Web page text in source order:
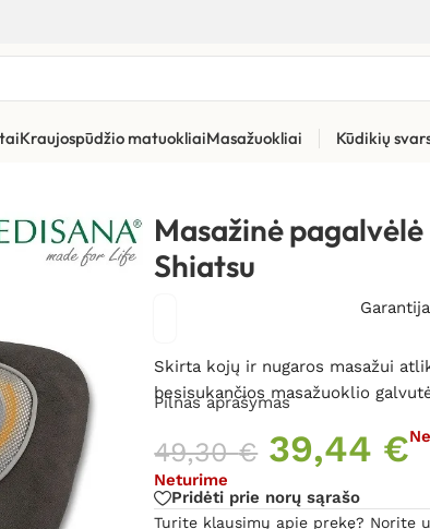
Kraujospūdžio matuokliaiMasažuokliai Kūdikių
Masažinė
Shiatsu
Skirta kojų ir nugaros masažui
besisukančios masažuoklio
Pilnas aprašymas
49,30€ 39,44 €
Neturime
Pridėti prie norų sąrašo
Turite klausimų apie prekę? Norite